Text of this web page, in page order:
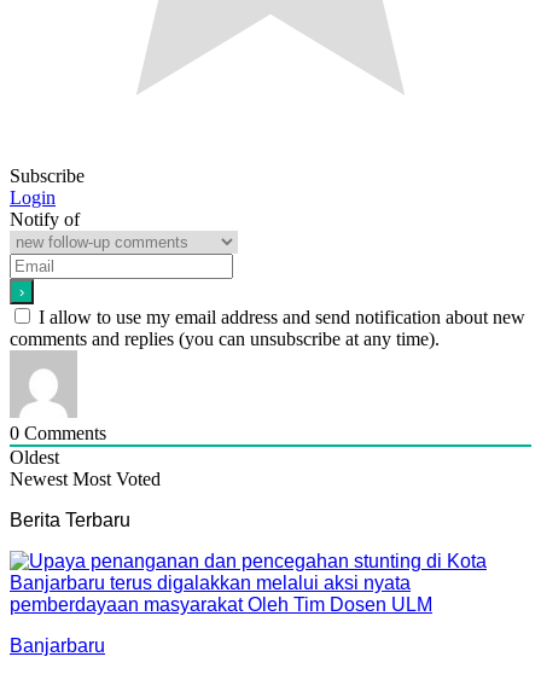
Subscribe
Login
Notify of
I allow to use my email address and send notification about new
comments and replies (you can unsubscribe at any time).
0 Comments
Oldest
Newest Most Voted
Berita Terbaru
Banjarbaru